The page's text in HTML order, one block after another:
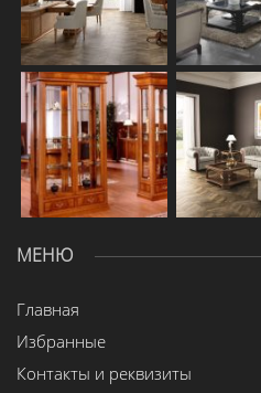
МЕНЮ
Главная
Избранные
Контакты и реквизиты